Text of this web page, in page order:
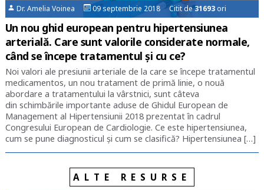
Dr. Amelia Voinea 09 septembrie 2018 Citit de31693 ori
Un nou ghid european pentru hipertensiunea
arterială. Care sunt valorile considerate normale,
când se începe tratamentul și cu ce?
Noi valori ale presiunii arteriale de la care se începe tratamentul
medicamentos, un nou tratament de primă linie, o nouă
abordare a tratamentului la vârstnici, sunt câteva
din schimbările importante aduse de Ghidul European de
Management al Hipertensiunii 2018 prezentat în cadrul
Congresului European de Cardiologie. Ce este hipertensiunea,
cum se pune diagnosticul și cum se clasifică? Hipertensiunea […]
ALTE RESURSE